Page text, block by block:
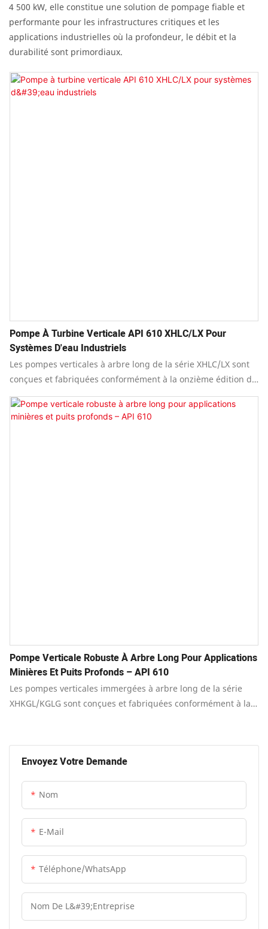
4 500 kW, elle constitue une solution de pompage fiable et
performante pour les infrastructures critiques et les
applications industrielles où la profondeur, le débit et la
durabilité sont primordiaux.
Envoyez Votre Demande
Nom
E-Mail
Téléphone/WhatsApp
Nom De L&#39;entreprise
Pompe À Turbine Verticale API 610 XHLC/LX Pour
Systèmes D'eau Industriels
Les pompes verticales à arbre long de la série XHLC/LX sont
conçues et fabriquées conformément à la onzième édition de
la norme API 610 « Pompes centrifuges pour les industries du
pétrole, de la pétrochimie et du gaz naturel », tout en
répondant également aux exigences de conception des
Pompe Verticale Robuste À Arbre Long Pour Applications
Minières Et Puits Profonds – API 610
Les pompes verticales immergées à arbre long de la série
XHKGL/KGLG sont conçues et fabriquées conformément à la
naturel », tout en répondant également aux exigences de
conception des huitième, neuvième et dixième éditions.